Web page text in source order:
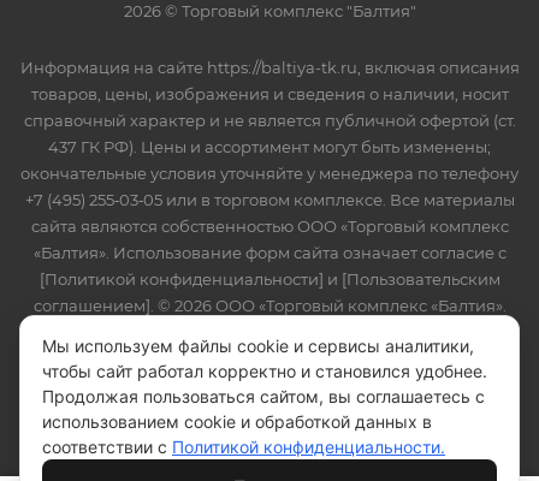
2026 © Торговый комплекс "Балтия"
Информация на сайте https://baltiya-tk.ru, включая описания
товаров, цены, изображения и сведения о наличии, носит
справочный характер и не является публичной офертой (ст.
437 ГК РФ). Цены и ассортимент могут быть изменены;
окончательные условия уточняйте у менеджера по телефону
+7 (495) 255‑03‑05 или в торговом комплексе. Все материалы
сайта являются собственностью ООО «Торговый комплекс
«Балтия». Использование форм сайта означает согласие с
[Политикой конфиденциальности] и [Пользовательским
соглашением]. © 2026 ООО «Торговый комплекс «Балтия».
Мы используем файлы cookie и сервисы аналитики,
чтобы сайт работал корректно и становился удобнее.
Продолжая пользоваться сайтом, вы соглашаетесь с
использованием cookie и обработкой данных в
соответствии с Политикой конфиденциальности.